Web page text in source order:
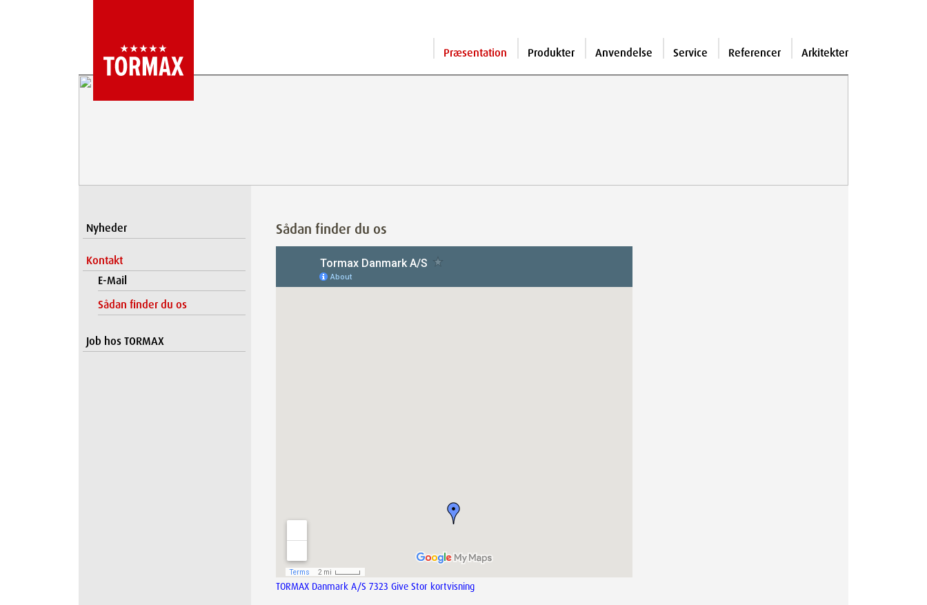
Præsentation Produkter Anvendelse Service Referencer Arkitekter
Nyheder
Kontakt
E-Mail
Sådan finder du os
Job hos TORMAX
Sådan finder du os
TORMAX Danmark A/S 7323 Give Stor kortvisning